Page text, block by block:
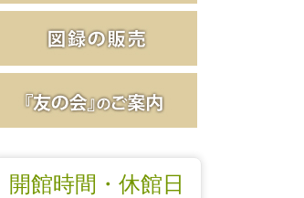
開館時間・休館日